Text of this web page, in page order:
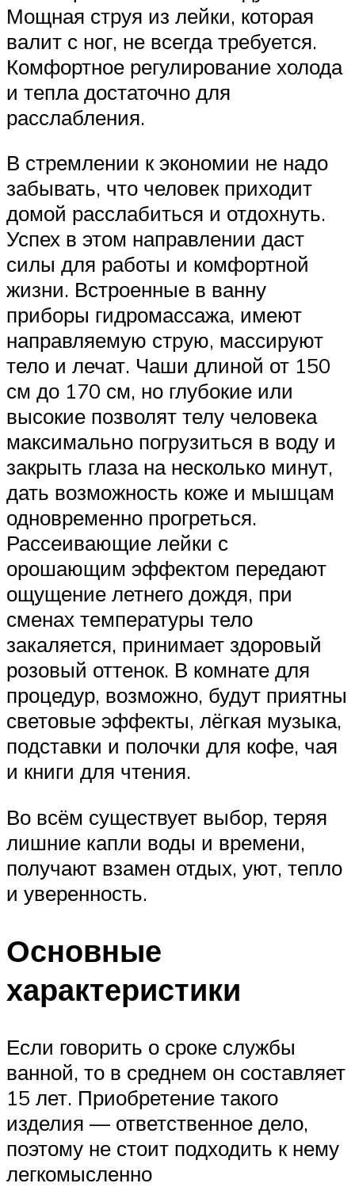
Мощная струя из лейки, которая
валит с ног, не всегда требуется.
Комфортное регулирование холода
и тепла достаточно для
расслабления.
В стремлении к экономии не надо
забывать, что человек приходит
домой расслабиться и отдохнуть.
Успех в этом направлении даст
силы для работы и комфортной
жизни. Встроенные в ванну
приборы гидромассажа, имеют
направляемую струю, массируют
тело и лечат. Чаши длиной от 150
см до 170 см, но глубокие или
высокие позволят телу человека
максимально погрузиться в воду и
закрыть глаза на несколько минут,
дать возможность коже и мышцам
одновременно прогреться.
Рассеивающие лейки с
орошающим эффектом передают
ощущение летнего дождя, при
сменах температуры тело
закаляется, принимает здоровый
розовый оттенок. В комнате для
процедур, возможно, будут приятны
световые эффекты, лёгкая музыка,
подставки и полочки для кофе, чая
и книги для чтения.
Во всём существует выбор, теряя
лишние капли воды и времени,
получают взамен отдых, уют, тепло
и уверенность.
Основные
характеристики
Если говорить о сроке службы
ванной, то в среднем он составляет
15 лет. Приобретение такого
изделия — ответственное дело,
поэтому не стоит подходить к нему
легкомысленно